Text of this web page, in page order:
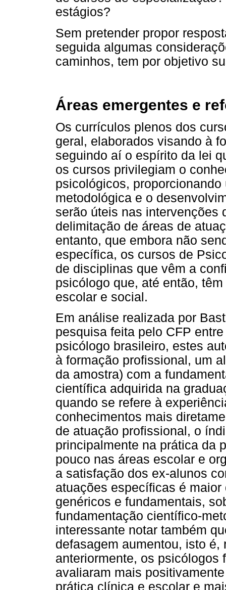
estágios?
Sem pretender propor
seguida algumas
caminhos, tem por objetivo
Áreas emergentes e
Os currículos plenos dos
geral, elaborados visando à
seguindo aí o espírito da lei
os cursos privilegiam o
psicológicos,
metodológica e o
serão úteis nas intervenções
delimitação de áreas de
entanto, que embora não
específica, os cursos de
de disciplinas que vêm a
psicólogo que, até então,
escolar e social.
Em análise realizada por
pesquisa feita pelo CFP
psicólogo brasileiro, estes
à formação profissional, um
da amostra) com a
científica adquirida na
quando se refere à
conhecimentos mais
de atuação profissional, o
principalmente na prática da
pouco nas áreas escolar e
a satisfação dos ex-alunos
atuações específicas é
genéricos e fundamentais,
fundamentação científico-
interessante notar também
defasagem aumentou, isto
anteriormente, os psicólogos
avaliaram mais
prática clínica e escolar e